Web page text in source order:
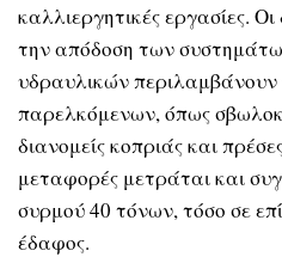
καλλιεργητικές εργασίες.
την απόδοση των
υδραυλικών περιλαμβάνουν
παρελκόμενων, όπως
διανομείς κοπριάς και
μεταφορές μετράται και
συρμού 40 τόνων, τόσο σε
έδαφος.